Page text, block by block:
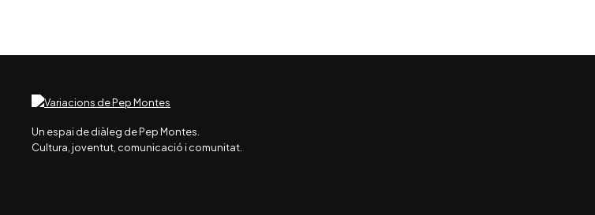
Un espai de diàleg de Pep Montes.
Cultura, joventut, comunicació i comunitat.